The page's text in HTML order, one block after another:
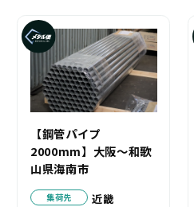
【鋼管パイプ
2000mm】大阪～和歌
山県海南市
集荷先 近畿